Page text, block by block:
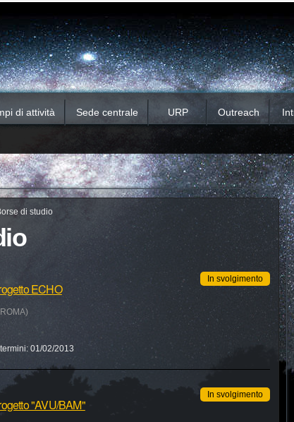
Ricerca
di attività Sede centrale URP Outreach
di studio
In svolgimento
ECHO
01/02/2013
In svolgimento
"AVU/BAM"